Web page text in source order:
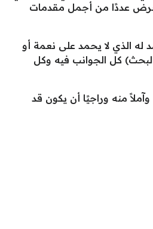
عددًا من أجمل مقدمات
الذي لا يحمد على نعمة أو
كل الجوانب فيه وكل
منه وراجيًا أن يكون قد